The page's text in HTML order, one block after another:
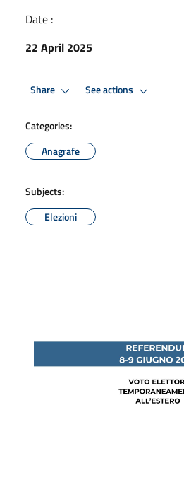
Date :
22 April 2025
Share See actions
Categories:
Anagrafe
Subjects:
Elezioni